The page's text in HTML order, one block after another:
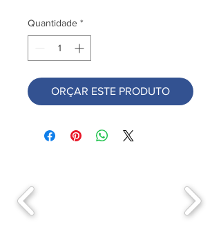
Quantidade *
ORÇAR ESTE PRODUTO